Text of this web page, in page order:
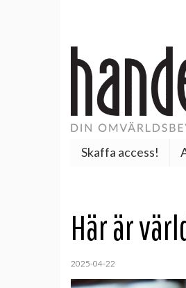
Skaffa access!
Här är
2025-04-22